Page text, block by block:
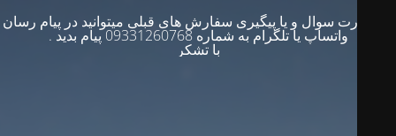
در صورت سوال و یا پیگیری سفارش های قبلی میتوانید در پیام رسان
واتساپ یا تلگرام به شماره 09331260768 پیام بدید .
با تشکر